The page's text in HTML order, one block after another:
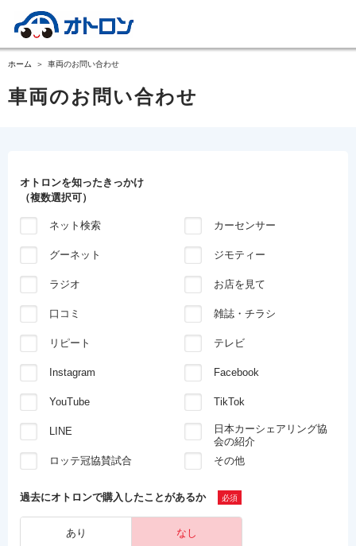
ホーム 車両のお問い合わせ
車両のお問い合わせ
オトロンを知ったきっかけ
（複数選択可）
ネット検索 カーセンサー
グーネット ジモティー
ラジオ お店を見て
口コミ 雑誌・チラシ
リピート テレビ
Instagram Facebook
YouTube TikTok
LINE
日本カーシェアリング協
会の紹介
ロッテ冠協賛試合
その他
過去にオトロンで購入したことがあるか
あり なし